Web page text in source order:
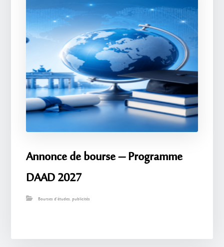
Annonce de bourse – Programme
DAAD 2027
Bourses d'études,publicités